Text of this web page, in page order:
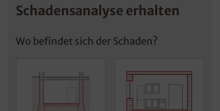
Schadensanalyse erhalten
Wo befindet sich der Schaden?